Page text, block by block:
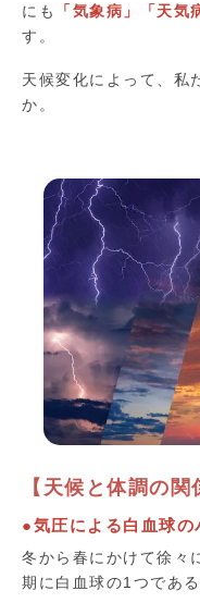
にも
「気象病」「天気
す。
天候変化によって、私
か。
【天候と体調の関
●気圧による白血球の
冬から春にかけて徐々
期に白血球の1つであ